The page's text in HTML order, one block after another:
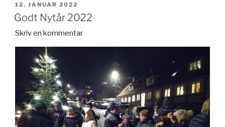
UDGIVET
DEN
12. JANUAR 2022
Godt Nytår 2022
Skriv en kommentar